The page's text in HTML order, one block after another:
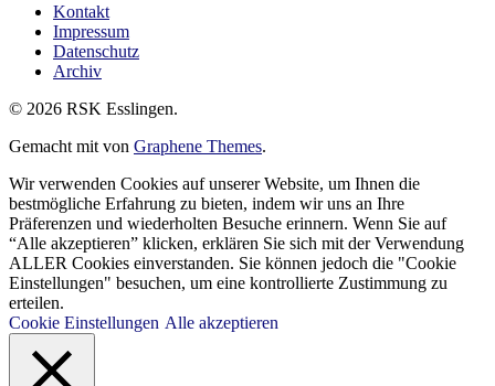
Kontakt
Impressum
Datenschutz
Archiv
© 2026 RSK Esslingen.
Gemacht mit von Graphene Themes.
Wir verwenden Cookies auf unserer Website, um Ihnen die
bestmögliche Erfahrung zu bieten, indem wir uns an Ihre
Präferenzen und wiederholten Besuche erinnern. Wenn Sie auf
“Alle akzeptieren” klicken, erklären Sie sich mit der Verwendung
ALLER Cookies einverstanden. Sie können jedoch die "Cookie
Einstellungen" besuchen, um eine kontrollierte Zustimmung zu
erteilen.
Cookie Einstellungen Alle akzeptieren